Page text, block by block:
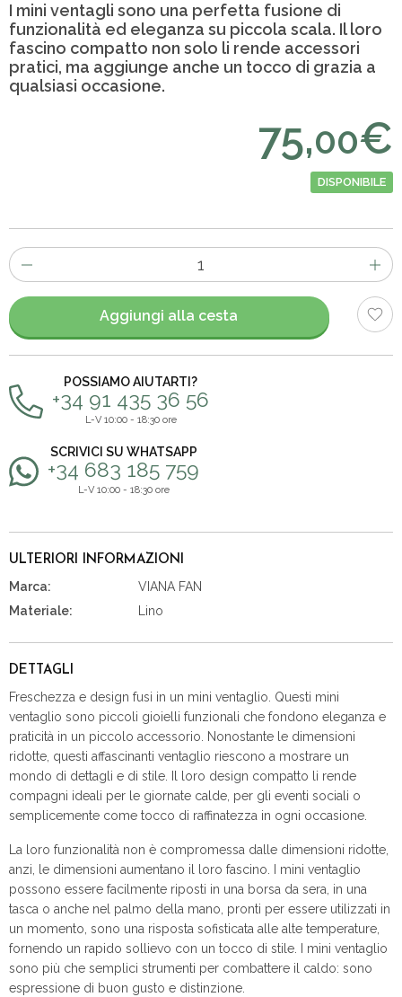
I mini ventagli sono una perfetta fusione di
funzionalità ed eleganza su piccola scala. Il loro
fascino compatto non solo li rende accessori
pratici, ma aggiunge anche un tocco di grazia a
qualsiasi occasione.
75,00€
DISPONIBILE
Numero
di
articoli
Aggiungi alla cesta
POSSIAMO AIUTARTI?
+34 91 435 36 56
L-V 10:00 - 18:30 ore
SCRIVICI SU WHATSAPP
+34 683 185 759
L-V 10:00 - 18:30 ore
ULTERIORI INFORMAZIONI
Marca:
VIANA FAN
Materiale:
Lino
DETTAGLI
Freschezza e design fusi in un mini ventaglio. Questi mini
ventaglio sono piccoli gioielli funzionali che fondono eleganza e
praticità in un piccolo accessorio. Nonostante le dimensioni
ridotte, questi affascinanti ventaglio riescono a mostrare un
mondo di dettagli e di stile. Il loro design compatto li rende
compagni ideali per le giornate calde, per gli eventi sociali o
semplicemente come tocco di raffinatezza in ogni occasione.
La loro funzionalità non è compromessa dalle dimensioni ridotte,
anzi, le dimensioni aumentano il loro fascino. I mini ventaglio
possono essere facilmente riposti in una borsa da sera, in una
tasca o anche nel palmo della mano, pronti per essere utilizzati in
un momento, sono una risposta sofisticata alle alte temperature,
fornendo un rapido sollievo con un tocco di stile. I mini ventaglio
sono più che semplici strumenti per combattere il caldo: sono
espressione di buon gusto e distinzione.